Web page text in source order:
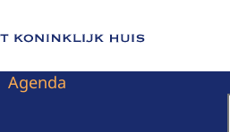
van Het Koninklijk Huis
Agenda